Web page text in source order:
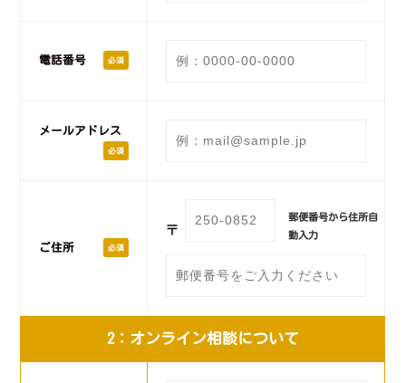
電話番号 必須
メールアドレス
必須
ご住所 必須
〒
郵便番号から住所自
動入力
2：オンライン相談について